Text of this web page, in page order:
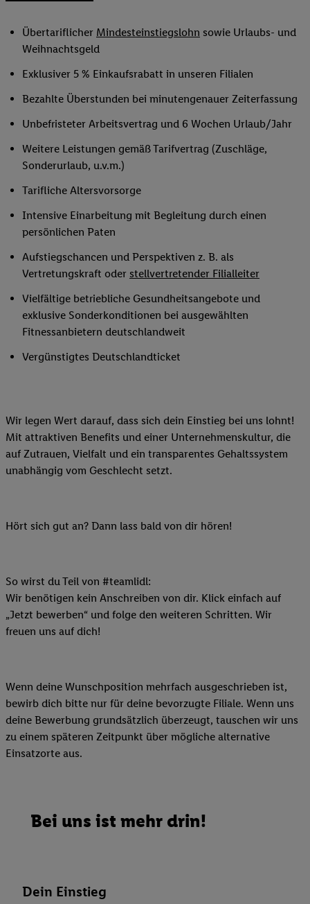
Übertariflicher Mindesteinstiegslohn sowie Urlaubs- und
Weihnachtsgeld
Exklusiver 5 % Einkaufsrabatt in unseren Filialen
Bezahlte Überstunden bei minutengenauer Zeiterfassung
Unbefristeter Arbeitsvertrag und 6 Wochen Urlaub/Jahr
Weitere Leistungen gemäß Tarifvertrag (Zuschläge,
Sonderurlaub, u.v.m.)
Tarifliche Altersvorsorge
Intensive Einarbeitung mit Begleitung durch einen
persönlichen Paten
Aufstiegschancen und Perspektiven z. B. als
Vertretungskraft oder stellvertretender Filialleiter
Vielfältige betriebliche Gesundheitsangebote und
exklusive Sonderkonditionen bei ausgewählten
Fitnessanbietern deutschlandweit
Vergünstigtes Deutschlandticket
Wir legen Wert darauf, dass sich dein Einstieg bei uns lohnt!
Mit attraktiven Benefits und einer Unternehmenskultur, die
auf Zutrauen, Vielfalt und ein transparentes Gehaltssystem
unabhängig vom Geschlecht setzt.
Hört sich gut an? Dann lass bald von dir hören!
So wirst du Teil von #teamlidl:
Wir benötigen kein Anschreiben von dir. Klick einfach auf
„Jetzt bewerben“ und folge den weiteren Schritten. Wir
freuen uns auf dich!
Wenn deine Wunschposition mehrfach ausgeschrieben ist,
bewirb dich bitte nur für deine bevorzugte Filiale. Wenn uns
deine Bewerbung grundsätzlich überzeugt, tauschen wir uns
zu einem späteren Zeitpunkt über mögliche alternative
Einsatzorte aus.
Bei uns ist mehr drin!
Dein Einstieg